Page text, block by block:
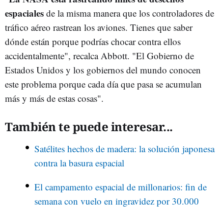
espaciales de la misma manera que los controladores de
tráfico aéreo rastrean los aviones. Tienes que saber
dónde están porque podrías chocar contra ellos
accidentalmente", recalca Abbott. "El Gobierno de
Estados Unidos y los gobiernos del mundo conocen
este problema porque cada día que pasa se acumulan
más y más de estas cosas".
También te puede interesar...
Satélites hechos de madera: la solución japonesa
contra la basura espacial
El campamento espacial de millonarios: fin de
semana con vuelo en ingravidez por 30.000